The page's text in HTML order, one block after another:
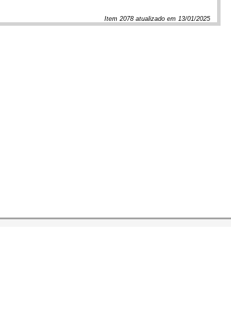
Item2078 atualizado em 13/01/2025